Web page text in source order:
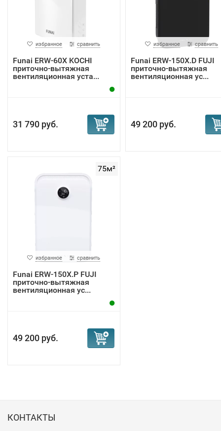
избранное сравнить
Funai ERW-60X KOCHI
приточно-вытяжная
вентиляционная уста...
31 790 руб.
избранное сравнить
Funai ERW-150X.D FUJI
приточно-вытяжная
вентиляционная ус...
49 200 руб.
75м²
избранное сравнить
Funai ERW-150X.P FUJI
приточно-вытяжная
вентиляционная ус...
49 200 руб.
КОНТАКТЫ